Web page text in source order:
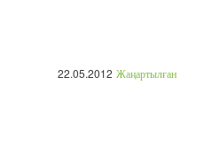
22.05.2012 Жаңартылған